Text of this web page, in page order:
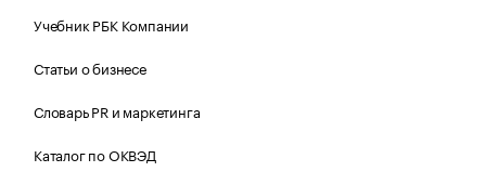
Учебник РБК Компании
Статьи о бизнесе
Словарь PR и маркетинга
Каталог по ОКВЭД